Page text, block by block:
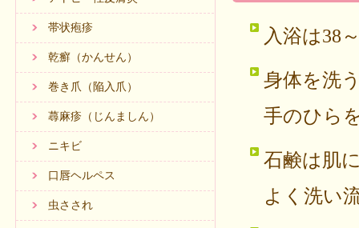
入浴は38
身体を洗
手のひら
石鹸は肌
よく洗い
帯状疱疹
乾癬（かんせん）
巻き爪（陥入爪）
蕁麻疹（じんましん）
ニキビ
口唇ヘルペス
虫さされ